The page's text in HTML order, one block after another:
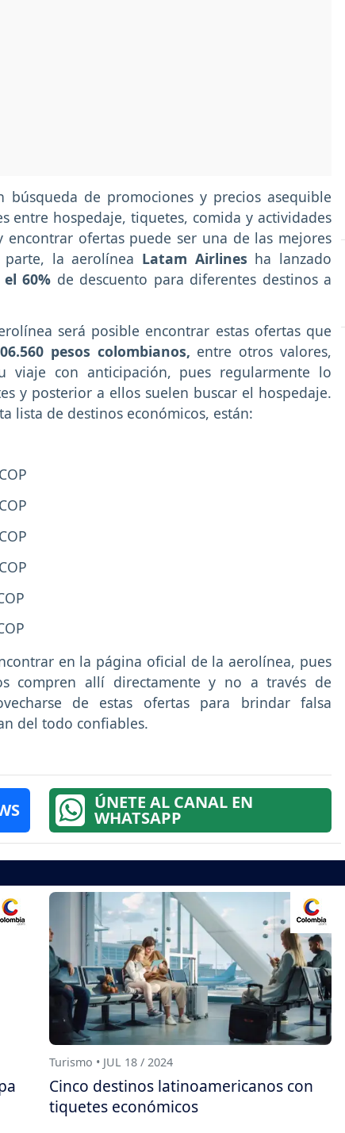
búsqueda de promociones y precios asequible
entre hospedaje, tiquetes, comida y actividades
ofertas puede ser una de las mejores
la aerolínea Latam Airlines ha lanzado
60% de descuento para diferentes destinos a
será posible encontrar estas ofertas que
pesos colombianos, entre otros valores,
viaje con anticipación, pues regularmente lo
y posterior a ellos suelen buscar el hospedaje.
lista de destinos económicos, están:
en la página oficial de la aerolínea, pues
compren allí directamente y no a través de
de estas ofertas para brindar falsa
del todo confiables.
ÚNETE AL CANAL EN
WHATSAPP
Turismo • JUL 18 / 2024
Cinco destinos latinoamericanos con
tiquetes económicos